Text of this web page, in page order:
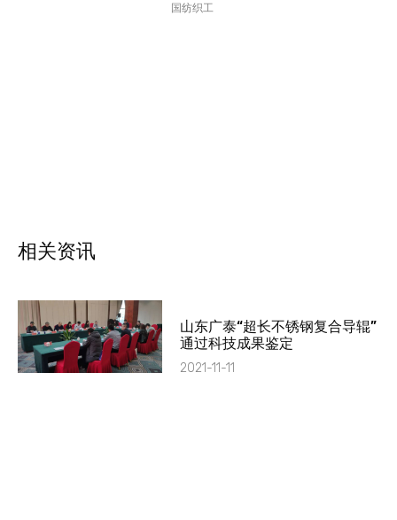
国纺织工
相关资讯
山东广泰“超长不锈钢复合导辊”
通过科技成果鉴定
2021-11-11